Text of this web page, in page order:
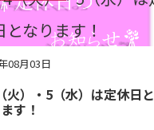
08月03日
火）・5（水）は定休日と
す！